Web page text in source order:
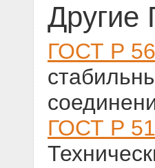
ГОСТ Р
ГОСТ Р